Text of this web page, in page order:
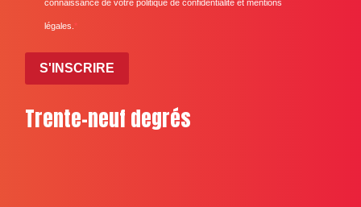
connaissance de votre politique de confidentialité et mentions
légales.
S'INSCRIRE
Trente-neuf degrés